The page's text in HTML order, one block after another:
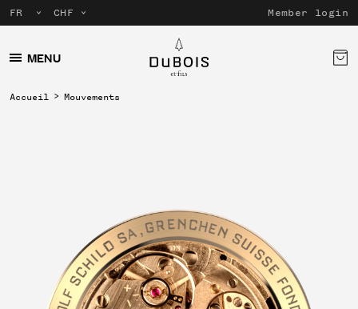
Member login
MENU
Accueil Mouvements